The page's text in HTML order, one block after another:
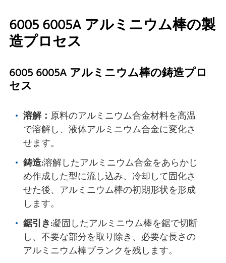
6005 6005A アルミニウム棒の製
造プロセス
6005 6005A アルミニウム棒の鋳造プロ
セス
溶解： 原料のアルミニウム合金材料を高温
で溶解し、液体アルミニウム合金に変化さ
せます。
鋳造:溶解したアルミニウム合金をあらかじ
め作成した型に流し込み、冷却して固化さ
せた後、アルミニウム棒の初期形状を形成
します。
鋸引き:凝固したアルミニウム棒を鋸で切断
し、不要な部分を取り除き、必要な長さの
アルミニウム棒ブランクを残します。